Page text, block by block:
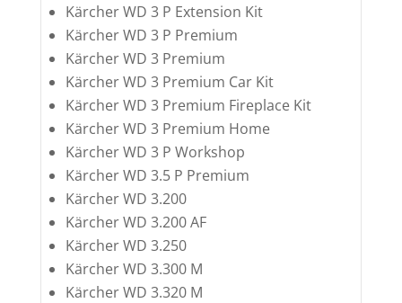
Kärcher WD 3 P Extension Kit
Kärcher WD 3 P Premium
Kärcher WD 3 Premium
Kärcher WD 3 Premium Car Kit
Kärcher WD 3 Premium Fireplace Kit
Kärcher WD 3 Premium Home
Kärcher WD 3 P Workshop
Kärcher WD 3.5 P Premium
Kärcher WD 3.200
Kärcher WD 3.200 AF
Kärcher WD 3.250
Kärcher WD 3.300 M
Kärcher WD 3.320 M